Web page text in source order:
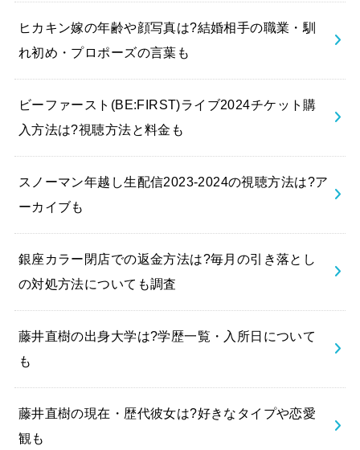
ヒカキン嫁の年齢や顔写真は?結婚相手の職業・馴
れ初め・プロポーズの言葉も
ビーファースト(BE:FIRST)ライブ2024チケット購
入方法は?視聴方法と料金も
スノーマン年越し生配信2023-2024の視聴方法は?ア
ーカイブも
銀座カラー閉店での返金方法は?毎月の引き落とし
の対処方法についても調査
藤井直樹の出身大学は?学歴一覧・入所日について
も
藤井直樹の現在・歴代彼女は?好きなタイプや恋愛
観も